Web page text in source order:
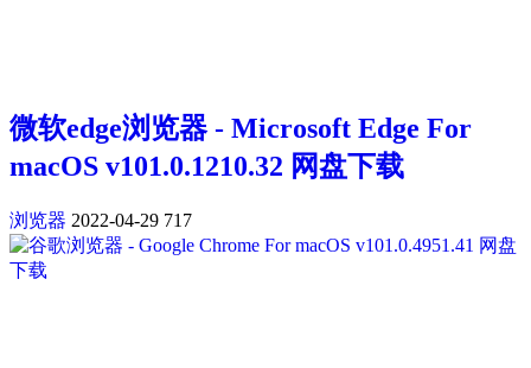
微软edge浏览器 - Microsoft Edge For
macOS v101.0.1210.32 网盘下载
浏览器 2022-04-29 717